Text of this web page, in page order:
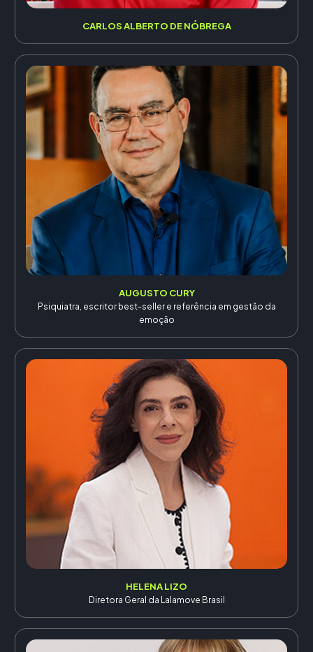
CARLOS ALBERTO DE NÓBREGA
AUGUSTO CURY
Psiquiatra, escritor best-seller e referência em gestão da
emoção
HELENA LIZO
Diretora Geral da Lalamove Brasil